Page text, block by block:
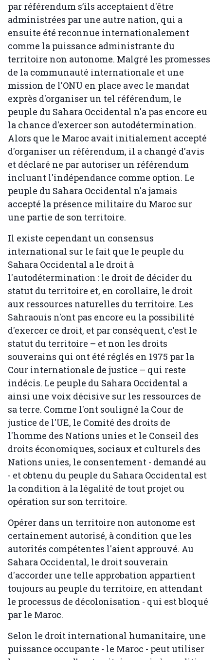
par référendum s’ils acceptaient d'être
administrées par une autre nation, qui a
ensuite été reconnue internationalement
comme la puissance administrante du
territoire non autonome. Malgré les promesses
de la communauté internationale et une
mission de l'ONU en place avec le mandat
exprès d'organiser un tel référendum, le
peuple du Sahara Occidental n'a pas encore eu
la chance d'exercer son autodétermination.
Alors que le Maroc avait initialement accepté
d'organiser un référendum, il a changé d'avis
et déclaré ne par autoriser un référendum
incluant l'indépendance comme option. Le
peuple du Sahara Occidental n'a jamais
accepté la présence militaire du Maroc sur
une partie de son territoire.
Il existe cependant un consensus
international sur le fait que le peuple du
Sahara Occidental a le droit à
l'autodétermination : le droit de décider du
statut du territoire et, en corollaire, le droit
aux ressources naturelles du territoire. Les
Sahraouis n'ont pas encore eu la possibilité
d'exercer ce droit, et par conséquent, c'est le
statut du territoire – et non les droits
souverains qui ont été réglés en 1975 par la
Cour internationale de justice – qui reste
indécis. Le peuple du Sahara Occidental a
ainsi une voix décisive sur les ressources de
sa terre. Comme l'ont souligné la Cour de
justice de l'UE, le Comité des droits de
l'homme des Nations unies et le Conseil des
droits économiques, sociaux et culturels des
Nations unies, le consentement - demandé au
- et obtenu du peuple du Sahara Occidental est
la condition à la légalité de tout projet ou
opération sur son territoire.
Opérer dans un territoire non autonome est
certainement autorisé, à condition que les
autorités compétentes l'aient approuvé. Au
Sahara Occidental, le droit souverain
d'accorder une telle approbation appartient
toujours au peuple du territoire, en attendant
le processus de décolonisation - qui est bloqué
par le Maroc.
Selon le droit international humanitaire, une
puissance occupante - le Maroc - peut utiliser